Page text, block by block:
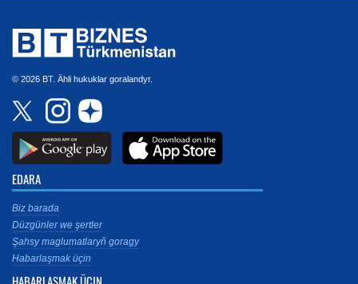
© 2026 BT. Ähli hukuklar goralandyr.
EDARA
Biz barada
Düzgünler we şertler
Şahsy maglumatlaryň goragy
Habarlaşmak üçin
HABARLAŞMAK ÜÇIN